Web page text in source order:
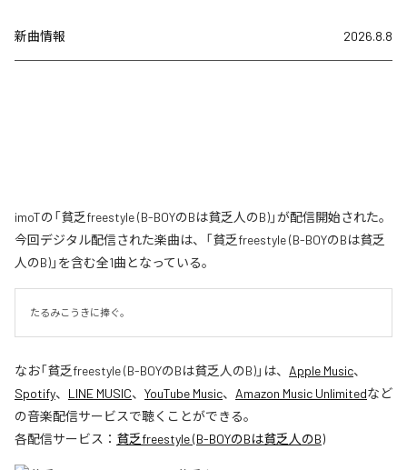
新曲情報 2026.8.8
imoTの「貧乏freestyle (B-BOYのBは貧乏人のB)」が配信開始された。
今回デジタル配信された楽曲は、「貧乏freestyle (B-BOYのBは貧乏
人のB)」を含む全1曲となっている。
たるみこうきに捧ぐ。
なお「貧乏freestyle (B-BOYのBは貧乏人のB)」は、 Apple Music、
Spotify、 LINE MUSIC、 YouTube Music、 Amazon Music Unlimitedなど
の音楽配信サービスで聴くことができる。
各配信サービス： 貧乏freestyle (B-BOYのBは貧乏人のB)